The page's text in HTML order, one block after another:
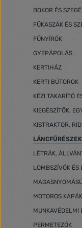
BOKOR ÉS
FŰKASZÁK ÉS
FŰNYÍRÓK
GYEPÁPOLÁS
KERTIHÁZ
KERTI BÚTOROK
KÉZI TAKARÍTÓ
KIEGÉSZÍTŐK,
KISTRAKTOR,
LÁNCFŰRÉSZEK
LÉTRÁK,
LOMBSZÍVÓK ÉS
MOTOROS KAPÁK
MUNKAVÉDELMI
PERMETEZŐK